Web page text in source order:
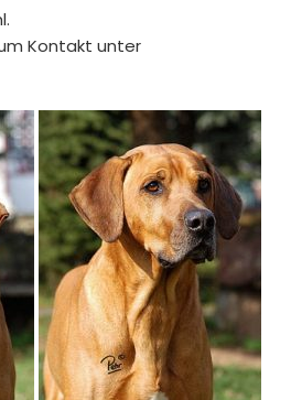
Kontakt unter